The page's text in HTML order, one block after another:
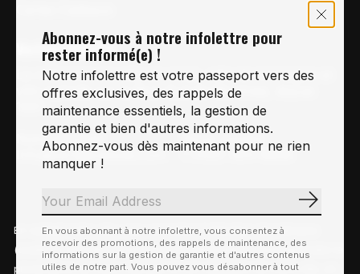
Vertige Vélo Ski
La référence en vélo de route, vélo de montagne et
vélo hybride sur la Rive-Sud de Montréal, depuis
1997.
Notre courriel
Info@vertigeveloski.com
Nous Joindre
1 (450) 464-8808
© Copyright 2026 Vertige Vélo SkiFil RSS
Abonnez-vous à notre infolettre pour
rester informé(e) !
Notre infolettre est votre passeport vers des
offres exclusives, des rappels de
maintenance essentiels, la gestion de
garantie et bien d'autres informations.
Abonnez-vous dès maintenant pour ne rien
manquer !
En vous abonnant à notre infolettre, vous consentez à
recevoir des promotions, des rappels de maintenance, des
informations sur la gestion de garantie et d'autres contenus
utiles de notre part. Vous pouvez vous désabonner à tout
En visitant notre site, vous acceptez l'utilisation des témoins
(cookies). Ces derniers nous permettent de mieux comprendre la
provenance de notre clientèle et son utilisation de notre site, en